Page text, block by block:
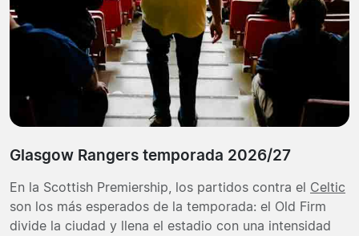
Glasgow Rangers temporada 2026/27
En la Scottish Premiership, los partidos contra el Celtic
son los más esperados de la temporada: el Old Firm
divide la ciudad y llena el estadio con una intensidad